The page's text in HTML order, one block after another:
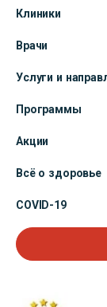
Клиники
Врачи
Услуги и
Программы
Акции
Всё о здоровье
COVID-19